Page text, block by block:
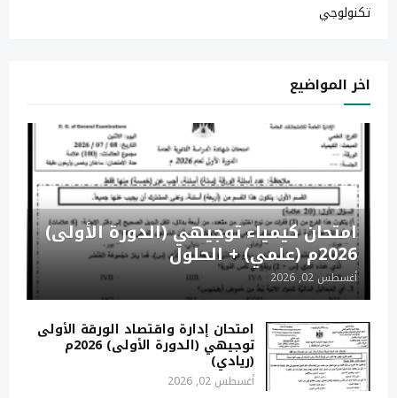
تكنولوجي
اخر المواضيع
امتحان كيمياء توجيهي (الدورة الأولى)
2026م (علمي) + الحلول
أغسطس 02, 2026
امتحان إدارة واقتصاد الورقة الأولى
توجيهي (الدورة الأولى) 2026م
(ريادي)
أغسطس 02, 2026